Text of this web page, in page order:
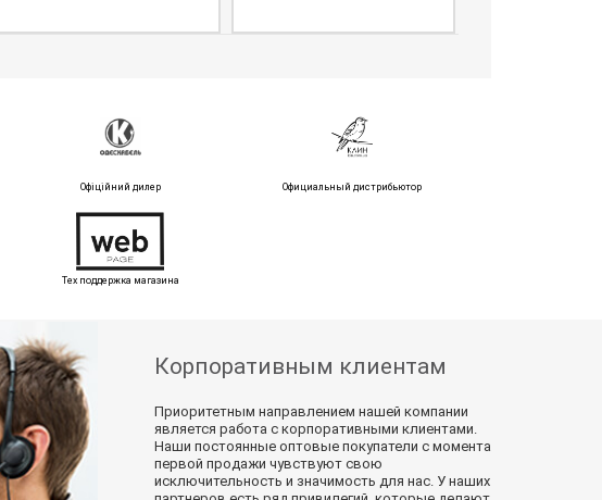
Офіційний дилер Официальный дистрибьютор
Тех поддержка магазина
Корпоративным клиентам
Приоритетным направлением нашей компании
является работа с корпоративными клиентами.
Наши постоянные оптовые покупатели с момента
первой продажи чувствуют свою
исключительность и значимость для нас. У наших